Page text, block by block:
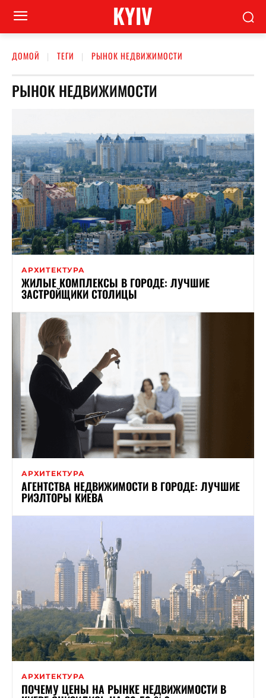
KYIV
ДОМОЙ ТЕГИ РЫНОК НЕДВИЖИМОСТИ
РЫНОК НЕДВИЖИМОСТИ
АРХИТЕКТУРА
ЖИЛЫЕ КОМПЛЕКСЫ В ГОРОДЕ: ЛУЧШИЕ
ЗАСТРОЙЩИКИ СТОЛИЦЫ
АРХИТЕКТУРА
АГЕНТСТВА НЕДВИЖИМОСТИ В ГОРОДЕ: ЛУЧШИЕ
РИЭЛТОРЫ КИЕВА
АРХИТЕКТУРА
ПОЧЕМУ ЦЕНЫ НА РЫНКЕ НЕДВИЖИМОСТИ В